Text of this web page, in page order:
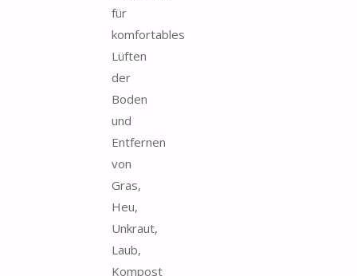
für
komfortables
Lüften
der
Boden
und
Entfernen
von
Gras,
Heu,
Unkraut,
Laub,
Kompost